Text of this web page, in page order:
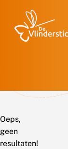
Oeps,
geen
resultaten!